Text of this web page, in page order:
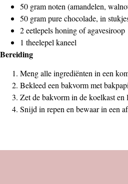
50 gram noten (amandelen,
50 gram pure chocolade, in
2 eetlepels honing of agavesiroop
1 theelepel kaneel
Bereiding
Meng alle ingrediënten in een
Bekleed een bakvorm met
Zet de bakvorm in de koelkast
Snijd in repen en bewaar in een